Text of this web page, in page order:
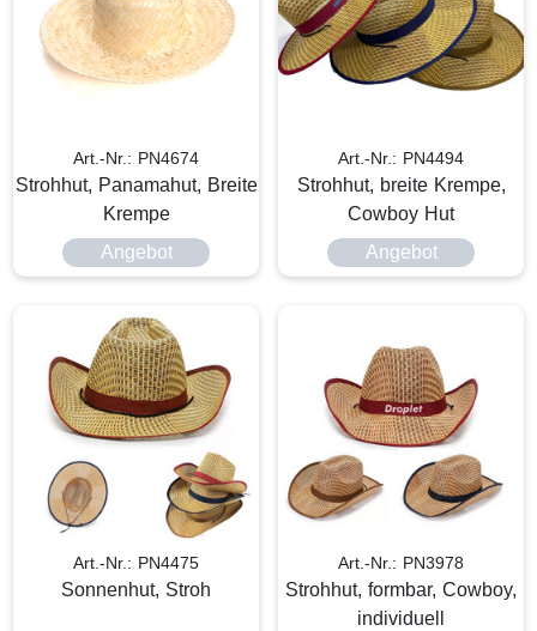
Art.-Nr.: PN4674
Strohhut, Panamahut, Breite
Krempe
Angebot
Art.-Nr.: PN4494
Strohhut, breite Krempe,
Cowboy Hut
Angebot
Art.-Nr.: PN4475
Sonnenhut, Stroh
Art.-Nr.: PN3978
Strohhut, formbar, Cowboy,
individuell